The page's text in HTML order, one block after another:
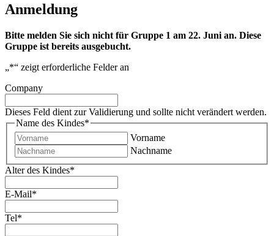
Anmeldung
Bitte melden Sie sich nicht für Gruppe 1 am 22. Juni an. Diese
Gruppe ist bereits ausgebucht.
„*“ zeigt erforderliche Felder an
Company
Dieses Feld dient zur Validierung und sollte nicht verändert werden.
Name des Kindes*
Vorname
Nachname
Alter des Kindes*
E-Mail*
Tel*